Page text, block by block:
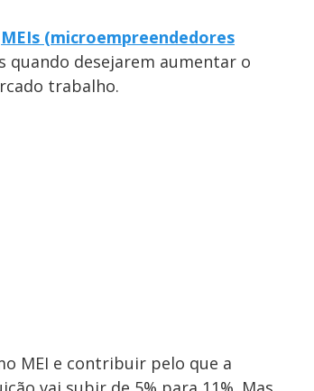
MEIs (microempreendedores
quando desejarem aumentar o
trabalho.
MEI e contribuir pelo que a